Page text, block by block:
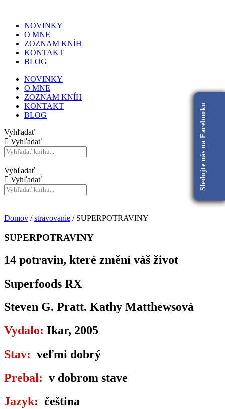
NOVINKY
O MNE
ZOZNAM KNÍH
KONTAKT
BLOG
NOVINKY
O MNE
ZOZNAM KNÍH
KONTAKT
BLOG
Vyhľadať
Vyhľadať
Vyhľadať
Vyhľadať
Domov /stravovanie / SUPERPOTRAVINY
SUPERPOTRAVINY
14 potravin, které změní váš život
Superfoods RX
Steven G. Pratt. Kathy Matthewsová
Vydalo: Ikar, 2005
Stav: veľmi dobrý
Prebal: v dobrom stave
Jazyk: čeština
Sledujte nás na Facebooku